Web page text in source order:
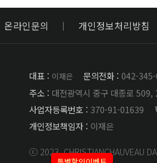
온라인문의 개인정보처리방침
대표 : 이재은 문의전화 : 042-
주소 : 대전광역시 중구 대종로 509,
사업자등록번호 : 370-91-01639
개인정보책임자 : 이재은
ⓒ 2023. CHRISTIANCHAUVEAU